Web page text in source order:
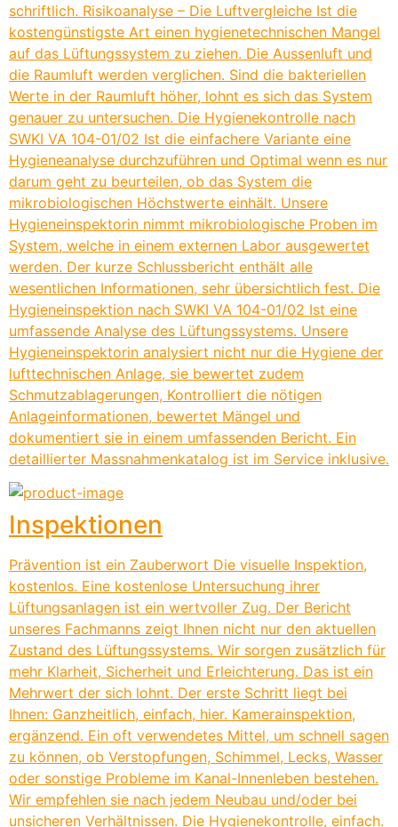
schriftlich. Risikoanalyse – Die Luftvergleiche Ist die
kostengünstigste Art einen hygienetechnischen Mangel
auf das Lüftungssystem zu ziehen. Die Aussenluft und
die Raumluft werden verglichen. Sind die bakteriellen
Werte in der Raumluft höher, lohnt es sich das System
genauer zu untersuchen. Die Hygienekontrolle nach
SWKI VA 104-01/02 Ist die einfachere Variante eine
Hygieneanalyse durchzuführen und Optimal wenn es nur
darum geht zu beurteilen, ob das System die
mikrobiologischen Höchstwerte einhält. Unsere
Hygieneinspektorin nimmt mikrobiologische Proben im
System, welche in einem externen Labor ausgewertet
werden. Der kurze Schlussbericht enthält alle
wesentlichen Informationen, sehr übersichtlich fest. Die
Hygieneinspektion nach SWKI VA 104-01/02 Ist eine
umfassende Analyse des Lüftungssystems. Unsere
Hygieneinspektorin analysiert nicht nur die Hygiene der
lufttechnischen Anlage, sie bewertet zudem
Schmutzablagerungen, Kontrolliert die nötigen
Anlageinformationen, bewertet Mängel und
dokumentiert sie in einem umfassenden Bericht. Ein
detaillierter Massnahmenkatalog ist im Service inklusive.
Inspektionen
Prävention ist ein Zauberwort Die visuelle Inspektion,
kostenlos. Eine kostenlose Untersuchung ihrer
Lüftungsanlagen ist ein wertvoller Zug. Der Bericht
unseres Fachmanns zeigt Ihnen nicht nur den aktuellen
Zustand des Lüftungssystems. Wir sorgen zusätzlich für
mehr Klarheit, Sicherheit und Erleichterung. Das ist ein
Mehrwert der sich lohnt. Der erste Schritt liegt bei
Ihnen: Ganzheitlich, einfach, hier. Kamerainspektion,
ergänzend. Ein oft verwendetes Mittel, um schnell sagen
zu können, ob Verstopfungen, Schimmel, Lecks, Wasser
oder sonstige Probleme im Kanal-Innenleben bestehen.
Wir empfehlen sie nach jedem Neubau und/oder bei
unsicheren Verhältnissen. Die Hygienekontrolle, einfach.